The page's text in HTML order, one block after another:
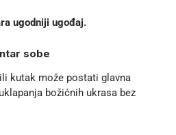
ugodniji ugođaj.
sobe
kutak može postati glavna
božićnih ukrasa bez